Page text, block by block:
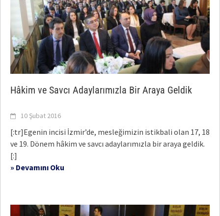
Hâkim ve Savcı Adaylarımızla Bir Araya Geldik
10 Şubat 2016
[:tr]Egenin incisi İzmir’de, mesleğimizin istikbali olan 17, 18
ve 19. Dönem hâkim ve savcı adaylarımızla bir araya geldik.
[:]
» Devamını Oku